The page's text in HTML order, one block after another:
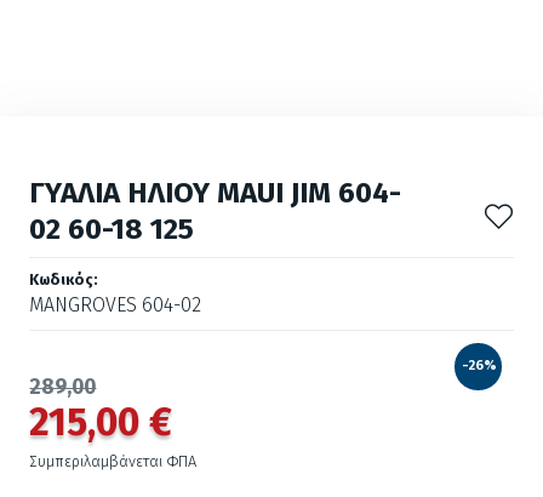
ΓΥΑΛΙΑ ΗΛΙΟΥ MAUI JIM 604-
02 60-18 125
Κωδικός:
MANGROVES 604-02
289,00
215,00 €
-26%
Συμπεριλαμβάνεται ΦΠΑ